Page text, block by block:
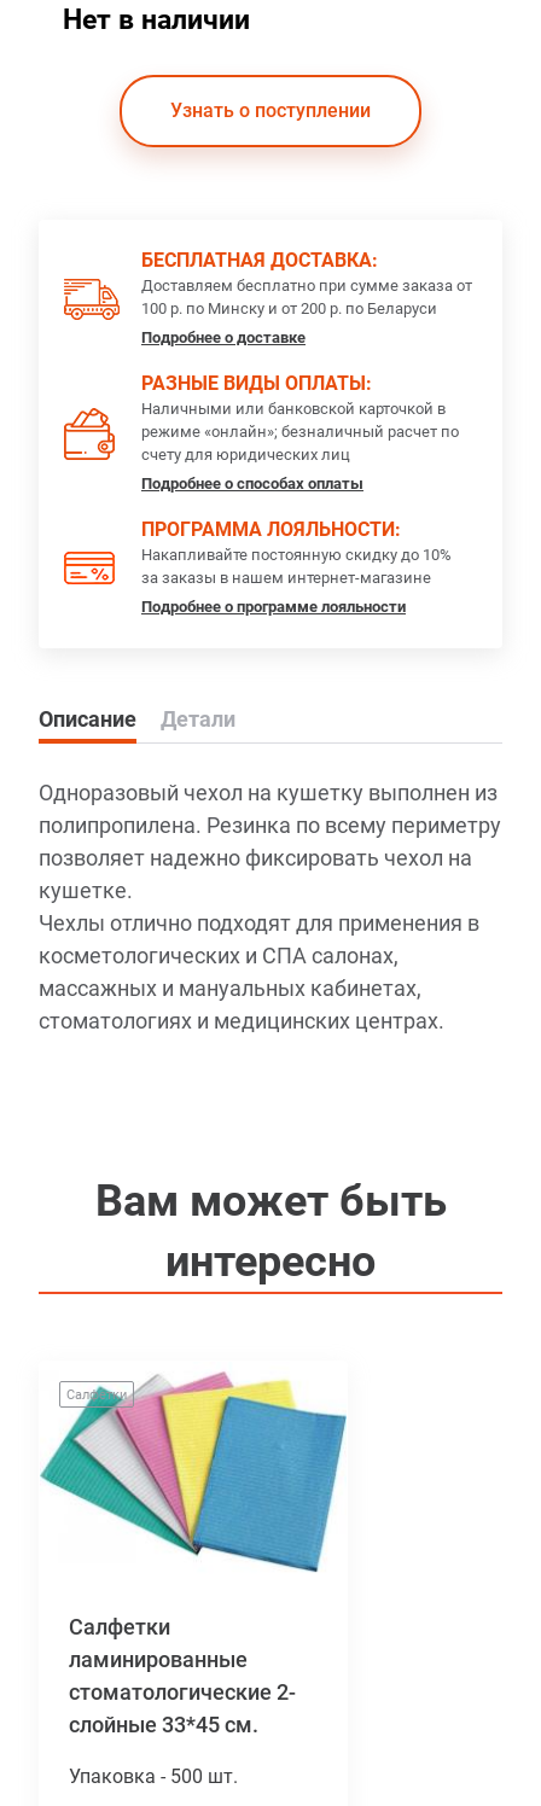
Нет в наличии
Узнать о поступлении
БЕСПЛАТНАЯ ДОСТАВКА:
Доставляем бесплатно при сумме заказа от
100 р. по Минску и от 200 р. по Беларуси
Подробнее о доставке
РАЗНЫЕ ВИДЫ ОПЛАТЫ:
Наличными или банковской карточкой в
режиме «онлайн»; безналичный расчет по
счету для юридических лиц
Подробнее о способах оплаты
ПРОГРАММА ЛОЯЛЬНОСТИ:
Накапливайте постоянную скидку до 10%
за заказы в нашем интернет-магазине
Подробнее о программе лояльности
Описание Детали
Одноразовый чехол на кушетку выполнен из
полипропилена. Резинка по всему периметру
позволяет надежно фиксировать чехол на
кушетке.
Чехлы отлично подходят для применения в
косметологических и СПА салонах,
массажных и мануальных кабинетах,
стоматологиях и медицинских центрах.
Вам может быть
интересно
Салфетки
Салфетки
ламинированные
стоматологические 2-
слойные 33*45 см.
Упаковка - 500 шт.